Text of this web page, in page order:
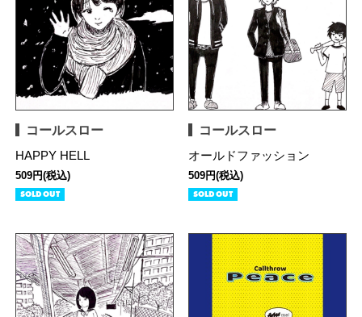
コールスロー
HAPPY HELL
509円(税込)
SOLD OUT
コールスロー
オールドファッション
509円(税込)
SOLD OUT